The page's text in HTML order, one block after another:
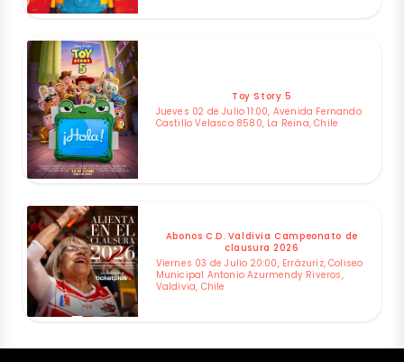
Toy Story 5
Jueves 02 de Julio 11:00, Avenida Fernando
Castillo Velasco 8580, La Reina, Chile
Abonos C.D. Valdivia Campeonato de
clausura 2026
Viernes 03 de Julio 20:00, Errázuriz, Coliseo
Municipal Antonio Azurmendy Riveros,
Valdivia, Chile